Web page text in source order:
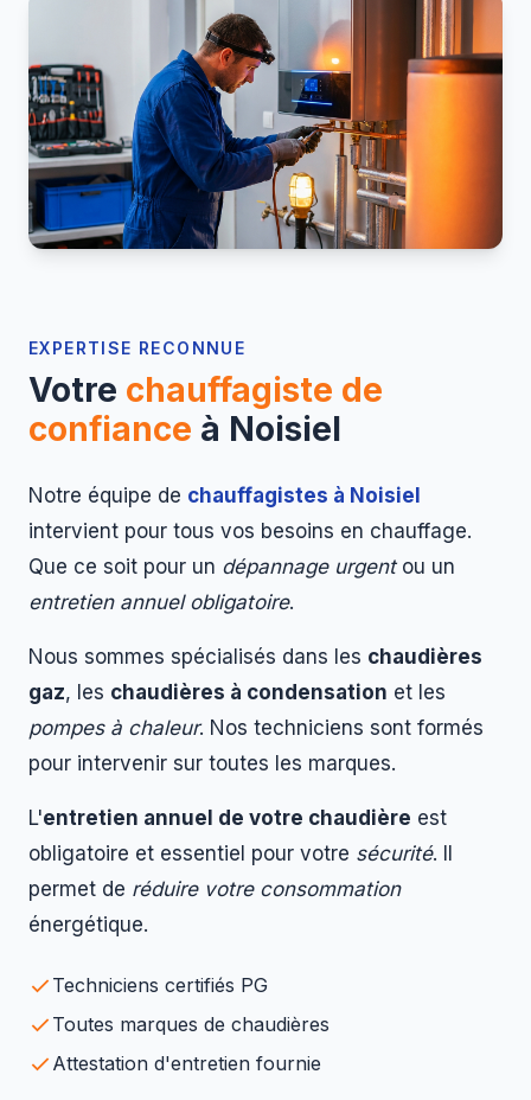
EXPERTISE RECONNUE
Votre chauffagiste de
confiance à Noisiel
Notre équipe de chauffagistes à Noisiel
intervient pour tous vos besoins en chauffage.
Que ce soit pour un dépannage urgentou un
entretien annuel obligatoire.
Nous sommes spécialisés dans les chaudières
gaz, les chaudières à condensation et les
pompes à chaleur. Nos techniciens sont formés
pour intervenir sur toutes les marques.
L'entretien annuel de votre chaudière est
obligatoire et essentiel pour votre sécurité. Il
permet de réduire votre consommation
énergétique.
Techniciens certifiés PG
Toutes marques de chaudières
Attestation d'entretien fournie